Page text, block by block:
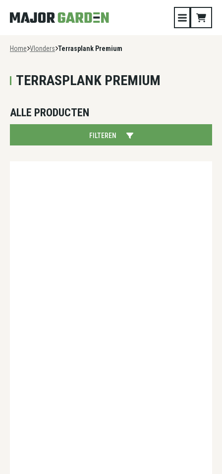
Home Vlonders Terrasplank Premium
TERRASPLANK PREMIUM
ALLE PRODUCTEN
FILTEREN